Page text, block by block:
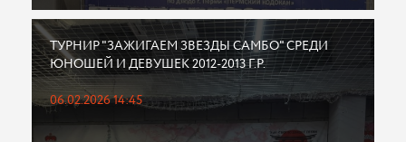
ТУРНИР "ЗАЖИГАЕМ ЗВЕЗДЫ САМБО" СРЕДИ
ЮНОШЕЙ И ДЕВУШЕК 2012-2013 Г.Р.
06.02.2026 14:45